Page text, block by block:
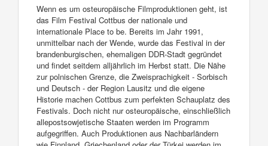
Wenn es um osteuropäische Filmproduktionen geht, ist
das Film Festival Cottbus der nationale und
internationale Place to be. Bereits im Jahr 1991,
unmittelbar nach der Wende, wurde das Festival in der
brandenburgischen, ehemaligen DDR-Stadt gegründet
und findet seitdem alljährlich im Herbst statt. Die Nähe
zur polnischen Grenze, die Zweisprachigkeit - Sorbisch
und Deutsch - der Region Lausitz und die eigene
Historie machen Cottbus zum perfekten Schauplatz des
Festivals. Doch nicht nur osteuropäische, einschließlich
allepostsowjetische Staaten werden im Programm
aufgegriffen. Auch Produktionen aus Nachbarländern